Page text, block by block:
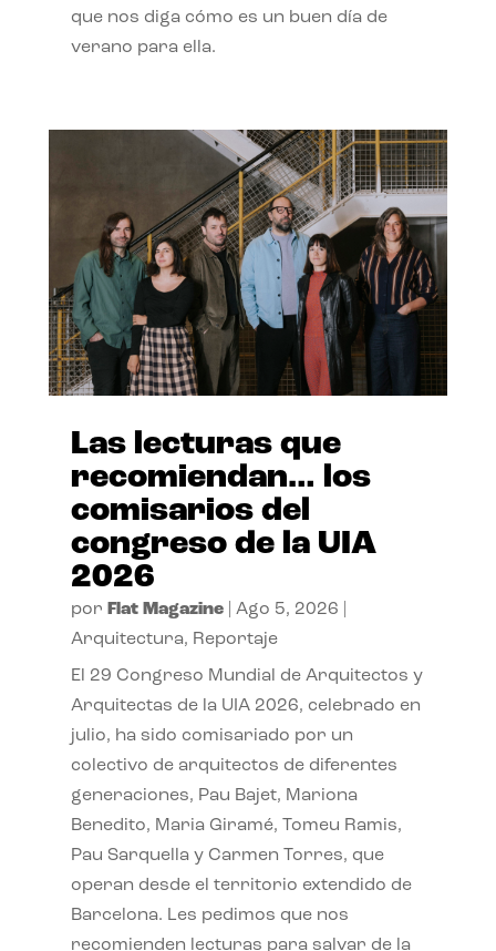
que nos diga cómo es un buen día de
verano para ella.
Las lecturas que
recomiendan… los
comisarios del
congreso de la UIA
2026
por Flat Magazine| Ago 5, 2026
Arquitectura, Reportaje
El 29 Congreso Mundial de Arquitectos y
Arquitectas de la UIA 2026, celebrado en
julio, ha sido comisariado por un
colectivo de arquitectos de diferentes
generaciones, Pau Bajet, Mariona
Benedito, Maria Giramé, Tomeu Ramis,
Pau Sarquella y Carmen Torres, que
operan desde el territorio extendido de
Barcelona. Les pedimos que nos
recomienden lecturas para salvar de la